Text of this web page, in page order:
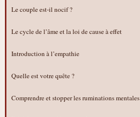
Le couple est-il nocif ?
Le cycle de l’âme et la loi de cause à effet
Introduction à l’empathie
Quelle est votre quête ?
Comprendre et stopper les ruminations mentales